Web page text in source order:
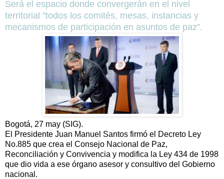
Será el espacio donde convergerán en el nivel
territorial "todos los comités, mesas, instancias y
mecanismos de participación en asuntos de paz”.
Bogotá, 27 may (SIG).
El Presidente Juan Manuel Santos firmó el Decreto Ley
No.885 que crea el Consejo Nacional de Paz,
Reconciliación y Convivencia y modifica la Ley 434 de 1998
que dio vida a ese órgano asesor y consultivo del Gobierno
nacional.